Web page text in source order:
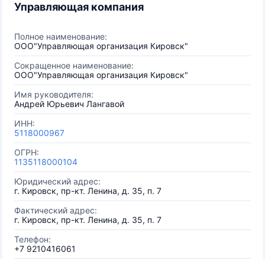
Управляющая компания
Полное наименование:
ООО"Управляющая организация Кировск"
Сокращенное наименование:
ООО"Управляющая организация Кировск"
Имя руководителя:
Андрей Юрьевич Лангавой
ИНН:
5118000967
ОГРН:
1135118000104
Юридический адрес:
г. Кировск, пр-кт. Ленина, д. 35, п. 7
Фактический адрес:
г. Кировск, пр-кт. Ленина, д. 35, п. 7
Телефон:
+7 9210416061